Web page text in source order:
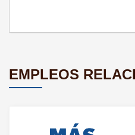
EMPLEOS